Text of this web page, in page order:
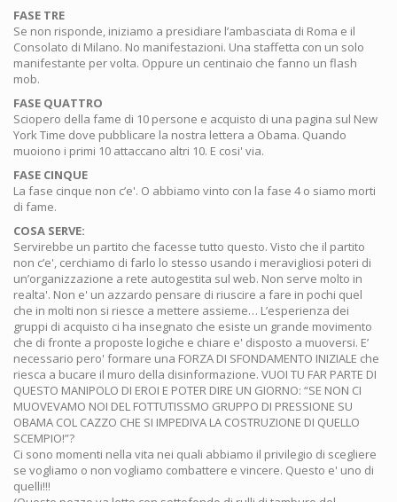
FASE TRE
Se non risponde, iniziamo a presidiare l’ambasciata di Roma e il
Consolato di Milano. No manifestazioni. Una staffetta con un solo
manifestante per volta. Oppure un centinaio che fanno un flash
mob.
FASE QUATTRO
Sciopero della fame di 10 persone e acquisto di una pagina sul New
York Time dove pubblicare la nostra lettera a Obama. Quando
muoiono i primi 10 attaccano altri 10. E cosi' via.
FASE CINQUE
La fase cinque non c’e'. O abbiamo vinto con la fase 4 o siamo morti
di fame.
COSA SERVE:
Servirebbe un partito che facesse tutto questo. Visto che il partito
non c’e', cerchiamo di farlo lo stesso usando i meravigliosi poteri di
un’organizzazione a rete autogestita sul web. Non serve molto in
realta'. Non e' un azzardo pensare di riuscire a fare in pochi quel
che in molti non si riesce a mettere assieme… L’esperienza dei
gruppi di acquisto ci ha insegnato che esiste un grande movimento
che di fronte a proposte logiche e chiare e' disposto a muoversi. E’
necessario pero' formare una FORZA DI SFONDAMENTO INIZIALE che
riesca a bucare il muro della disinformazione. VUOI TU FAR PARTE DI
QUESTO MANIPOLO DI EROI E POTER DIRE UN GIORNO: “SE NON CI
MUOVEVAMO NOI DEL FOTTUTISSMO GRUPPO DI PRESSIONE SU
OBAMA COL CAZZO CHE SI IMPEDIVA LA COSTRUZIONE DI QUELLO
SCEMPIO!”?
Ci sono momenti nella vita nei quali abbiamo il privilegio di scegliere
se vogliamo o non vogliamo combattere e vincere. Questo e' uno di
quelli!!!